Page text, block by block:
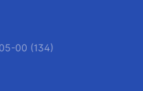
00 (134)